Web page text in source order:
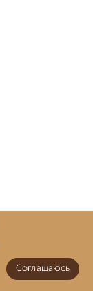
Соглашаюсь